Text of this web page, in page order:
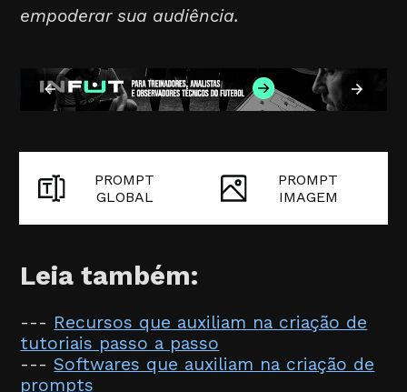
empoderar sua audiência.
PROMPT
GLOBAL
PROMPT
IMAGEM
Leia também:
--- Recursos que auxiliam na criação de
tutoriais passo a passo
---Softwares que auxiliam na criação de
prompts